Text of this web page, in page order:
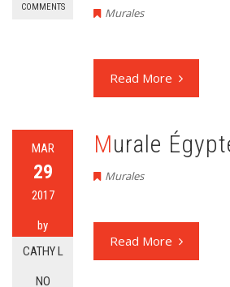
COMMENTS Murales
Read More
MAR
29
2017
by
CATHY L
NO
Murale
Murales
Read More